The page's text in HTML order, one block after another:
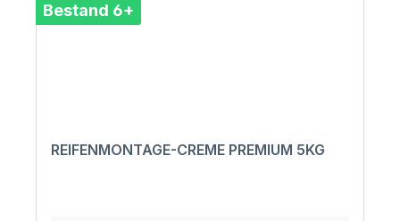
Bestand 6+
REIFENMONTAGE-CREME PREMIUM 5KG